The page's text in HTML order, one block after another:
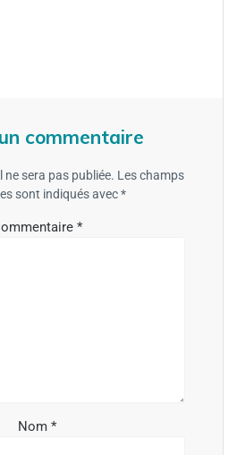
commentaire
ne sera pas publiée. Les champs
sont indiqués avec*
*
Nom *